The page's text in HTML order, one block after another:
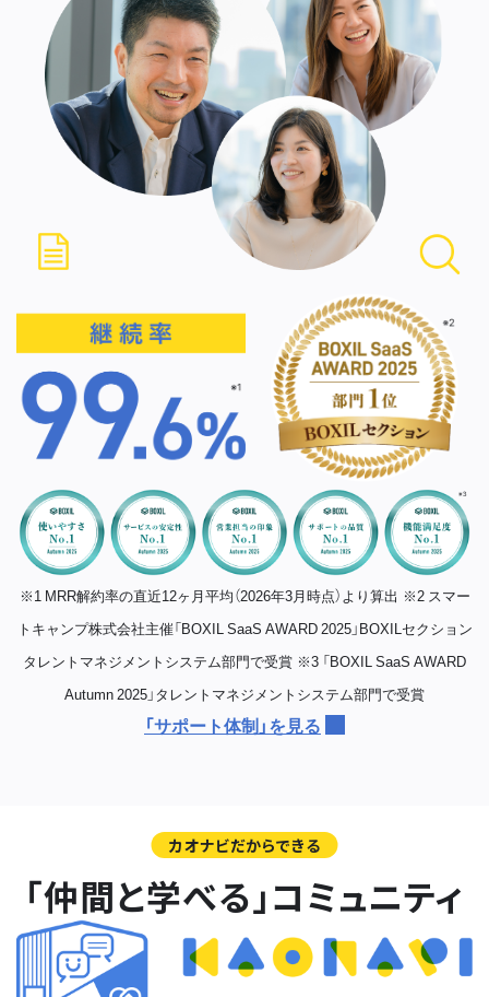
※1 MRR解約率の直近12ヶ月平均（2026年3月時点）より算出 ※2 スマー
トキャンプ株式会社主催「BOXIL SaaS AWARD 2025」BOXILセクション
タレントマネジメントシステム部門で受賞 ※3 「BOXIL SaaS AWARD
Autumn 2025」タレントマネジメントシステム部門で受賞
「サポート体制」を見る
カオナビだからできる
「仲間と学べる」コミュニティ